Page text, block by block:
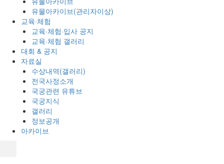
유물아카이브(관리자이상)
교육·체험
교육·체험·입사 공지
교육·체험 갤러리
대회 & 공지
자료실
수상내역(갤러리)
전국사정소개
국궁관련 유튜브
국궁지식
갤러리
정보공개
아카이브